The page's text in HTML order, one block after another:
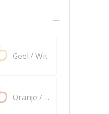
Geel / Wit
Oranje / Wit